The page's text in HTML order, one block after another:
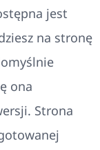
jest
na stronę
ona
Strona